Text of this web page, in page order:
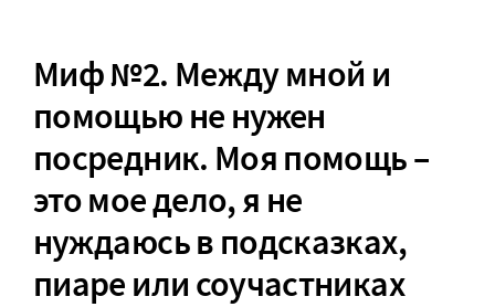
Миф №2. Между мной и
помощью не нужен
посредник. Моя помощь –
это мое дело, я не
нуждаюсь в подсказках,
пиаре или соучастниках